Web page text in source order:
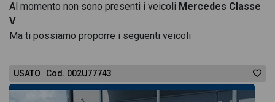
modo da aiutarti a scegliere quella più adatta alle
Al momento non sono presenti i veicoli Mercedes Classe
V
Ma ti possiamo proporre i seguenti veicoli
USATO Cod. 002U77743